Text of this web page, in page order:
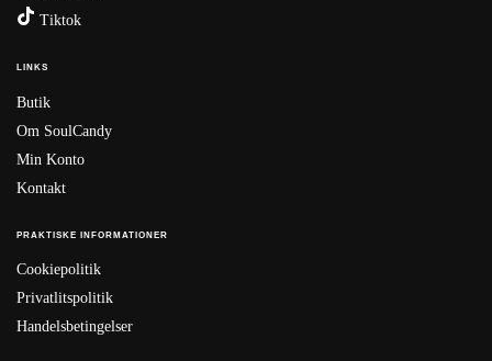
Tiktok
LINKS
Butik
Om SoulCandy
Min Konto
Kontakt
PRAKTISKE INFORMATIONER
Cookiepolitik
Privatlitspolitik
Handelsbetingelser